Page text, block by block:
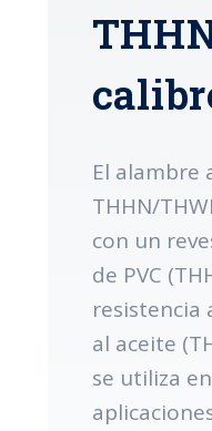
El alambre
THHN/
con un
de PVC
resistencia
al aceite
se utiliza